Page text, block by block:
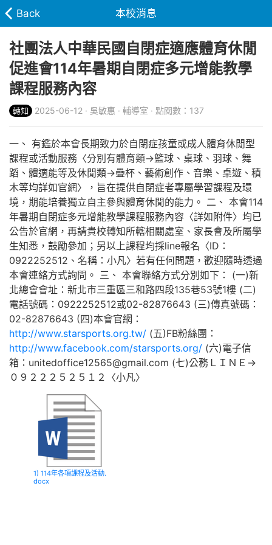
Back 本校消息
社團法人中華民國自閉症適應體育休閒
促進會114年暑期自閉症多元增能教學
課程服務內容
轉知 2025-06-12 · 吳敏惠 · 輔導室 · 點閱數：137
一、 有鑑於本會長期致力於自閉症孩童或成人體育休閒型
課程或活動服務〈分別有體育類→籃球、桌球、羽球、舞
蹈、體適能等及休閒類→疊杯、藝術創作、音樂、桌遊、積
木等均詳如官網〉，旨在提供自閉症者專屬學習課程及環
境，期能培養獨立自主參與體育休閒的能力。 二、 本會114
年暑期自閉症多元增能教學課程服務內容〈詳如附件〉均已
公告於官網，再請貴校轉知所轄相關處室、家長會及所屬學
生知悉，鼓勵參加；另以上課程均採line報名〈ID：
0922252512、名稱：小凡〉若有任何問題，歡迎隨時透過
本會連絡方式詢問。 三、 本會聯絡方式分別如下： (一)新
北總會會址：新北市三重區三和路四段135巷53號1樓 (二)
電話號碼：0922252512或02-82876643 (三)傳真號碼：
02-82876643 (四)本會官網：
http://www.starsports.org.tw/ (五)FB粉絲團：
http://www.facebook.com/starsports.org/ (六)電子信
箱：unitedoffice12565@gmail.com (七)公務ＬＩＮＥ→
０９２２２５２５１２〈小凡〉
1) 114年各項課程及活動.
docx